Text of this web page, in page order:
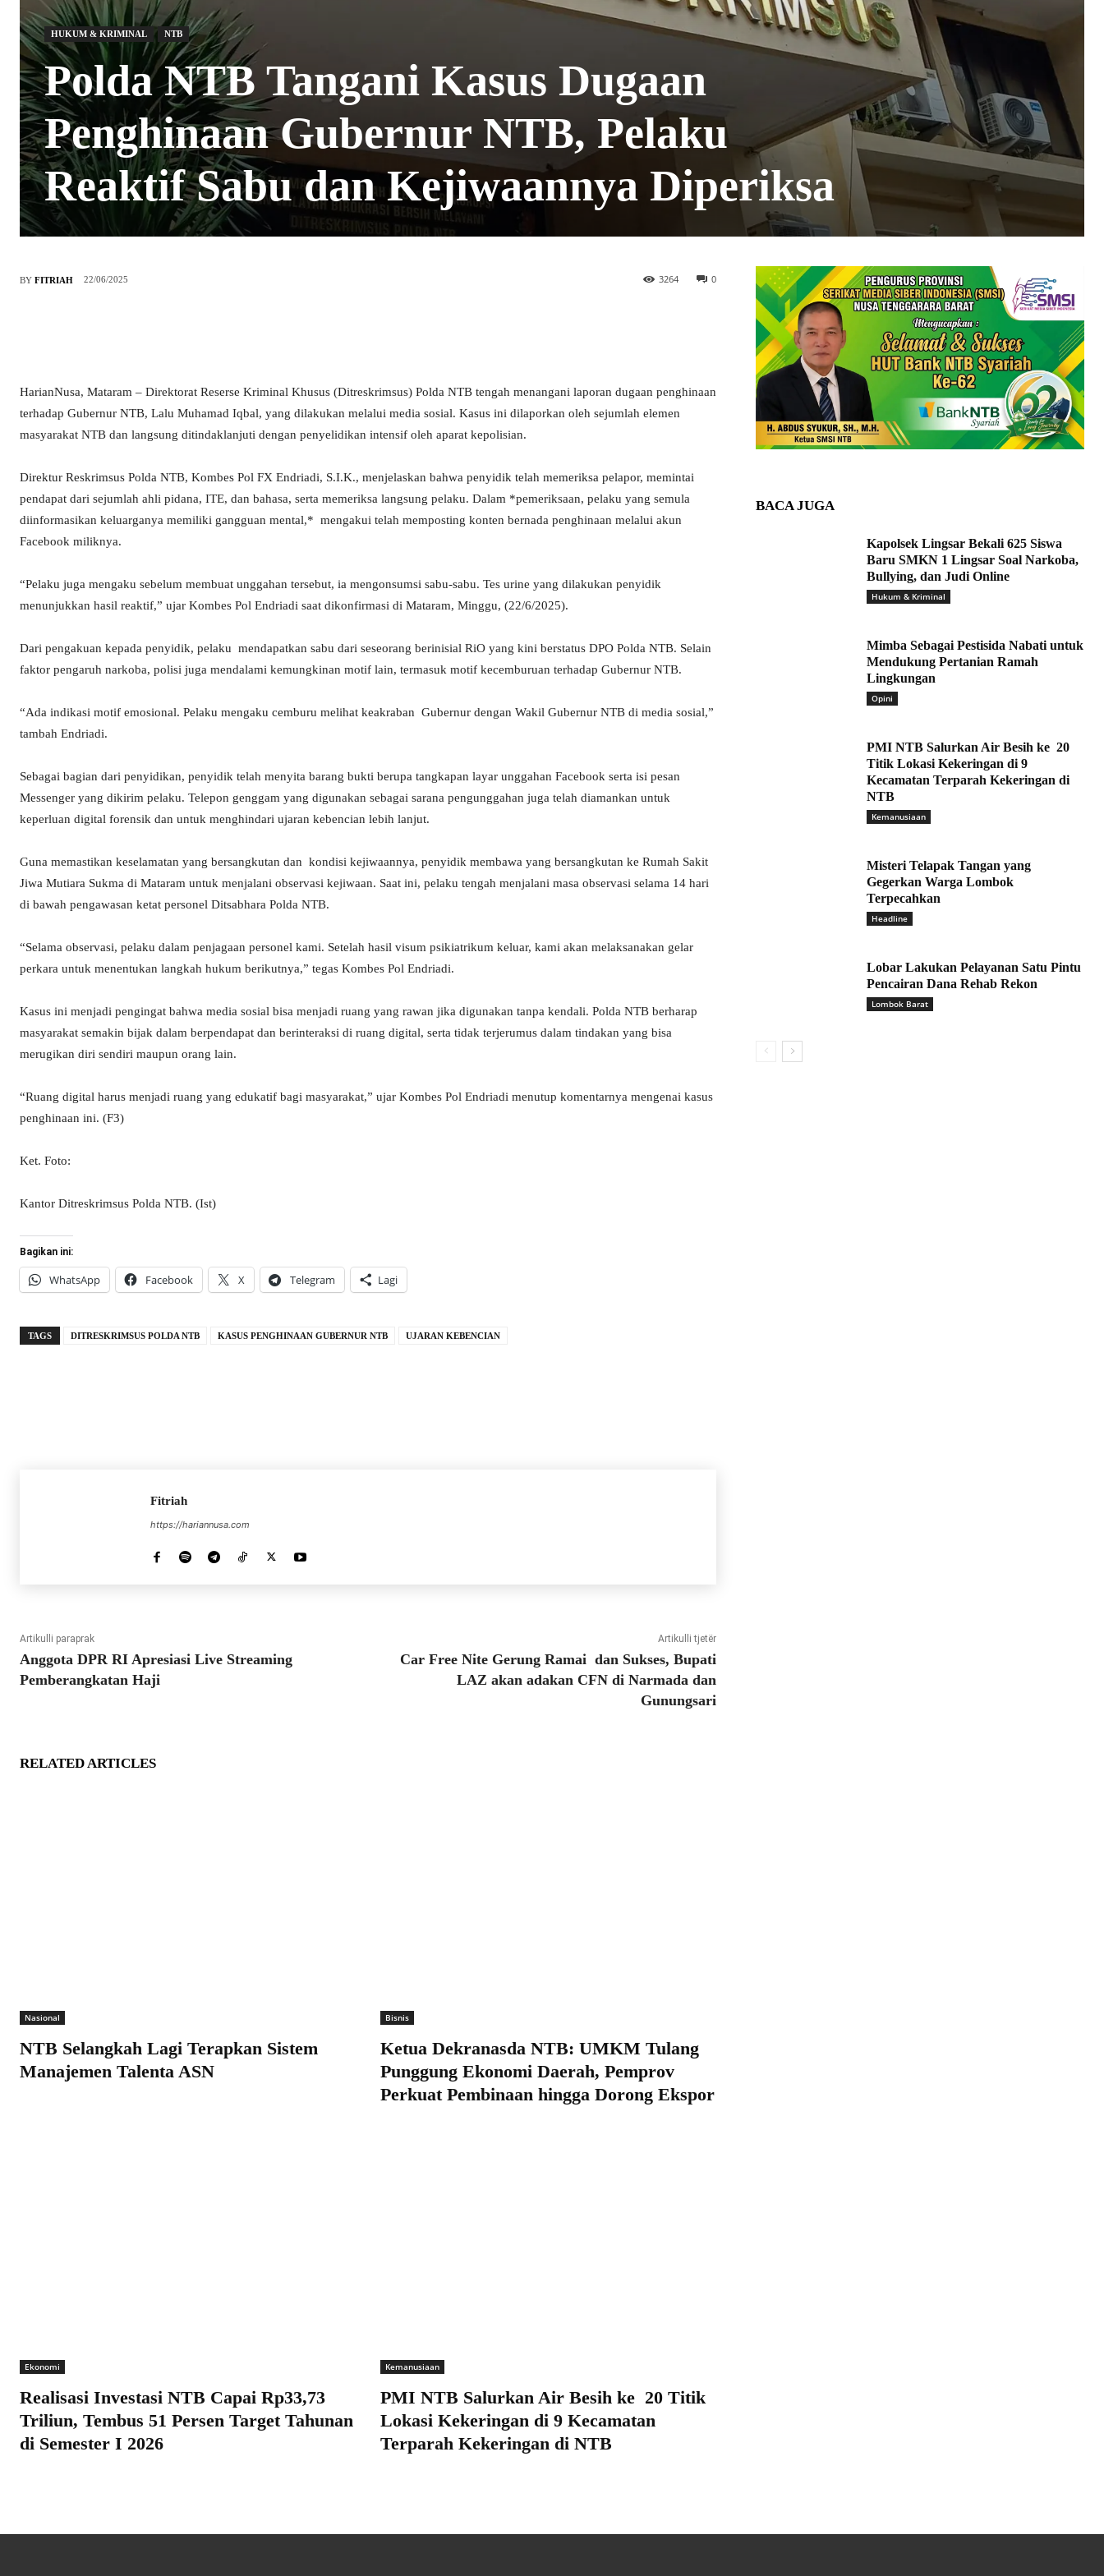
HUKUM & KRIMINAL NTB
Polda NTB Tangani Kasus Dugaan
Penghinaan Gubernur NTB, Pelaku
Reaktif Sabu dan Kejiwaannya Diperiksa
BY FITRIAH 22/06/2025 0
3264
HarianNusa, Mataram – Direktorat Reserse Kriminal Khusus (Ditreskrimsus) Polda NTB tengah menangani laporan dugaan penghinaan
terhadap Gubernur NTB, Lalu Muhamad Iqbal, yang dilakukan melalui media sosial. Kasus ini dilaporkan oleh sejumlah elemen
masyarakat NTB dan langsung ditindaklanjuti dengan penyelidikan intensif oleh aparat kepolisian.
Direktur Reskrimsus Polda NTB, Kombes Pol FX Endriadi, S.I.K., menjelaskan bahwa penyidik telah memeriksa pelapor, memintai
pendapat dari sejumlah ahli pidana, ITE, dan bahasa, serta memeriksa langsung pelaku. Dalam *pemeriksaan, pelaku yang semula
diinformasikan keluarganya memiliki gangguan mental,* mengakui telah memposting konten bernada penghinaan melalui akun
Facebook miliknya.
“Pelaku juga mengaku sebelum membuat unggahan tersebut, ia mengonsumsi sabu-sabu. Tes urine yang dilakukan penyidik
menunjukkan hasil reaktif,” ujar Kombes Pol Endriadi saat dikonfirmasi di Mataram, Minggu, (22/6/2025).
Dari pengakuan kepada penyidik, pelaku mendapatkan sabu dari seseorang berinisial RiO yang kini berstatus DPO Polda NTB. Selain
faktor pengaruh narkoba, polisi juga mendalami kemungkinan motif lain, termasuk motif kecemburuan terhadap Gubernur NTB.
“Ada indikasi motif emosional. Pelaku mengaku cemburu melihat keakraban Gubernur dengan Wakil Gubernur NTB di media sosial,”
tambah Endriadi.
Sebagai bagian dari penyidikan, penyidik telah menyita barang bukti berupa tangkapan layar unggahan Facebook serta isi pesan
Messenger yang dikirim pelaku. Telepon genggam yang digunakan sebagai sarana pengunggahan juga telah diamankan untuk
keperluan digital forensik dan untuk menghindari ujaran kebencian lebih lanjut.
Guna memastikan keselamatan yang bersangkutan dan kondisi kejiwaannya, penyidik membawa yang bersangkutan ke Rumah Sakit
Jiwa Mutiara Sukma di Mataram untuk menjalani observasi kejiwaan. Saat ini, pelaku tengah menjalani masa observasi selama 14 hari
di bawah pengawasan ketat personel Ditsabhara Polda NTB.
“Selama observasi, pelaku dalam penjagaan personel kami. Setelah hasil visum psikiatrikum keluar, kami akan melaksanakan gelar
perkara untuk menentukan langkah hukum berikutnya,” tegas Kombes Pol Endriadi.
Kasus ini menjadi pengingat bahwa media sosial bisa menjadi ruang yang rawan jika digunakan tanpa kendali. Polda NTB berharap
masyarakat semakin bijak dalam berpendapat dan berinteraksi di ruang digital, serta tidak terjerumus dalam tindakan yang bisa
merugikan diri sendiri maupun orang lain.
“Ruang digital harus menjadi ruang yang edukatif bagi masyarakat,” ujar Kombes Pol Endriadi menutup komentarnya mengenai kasus
penghinaan ini. (F3)
Ket. Foto:
Kantor Ditreskrimsus Polda NTB. (Ist)
Bagikan ini:
WhatsApp Facebook X Telegram Lagi
TAGS DITRESKRIMSUS POLDA NTB KASUS PENGHINAAN GUBERNUR NTB UJARAN KEBENCIAN
Fitriah
https://hariannusa.com
Artikulli paraprak
Anggota DPR RI Apresiasi Live Streaming
Pemberangkatan Haji
Artikulli tjetër
Car Free Nite Gerung Ramai dan Sukses, Bupati
LAZ akan adakan CFN di Narmada dan
Gunungsari
RELATED ARTICLES
Nasional
NTB Selangkah Lagi Terapkan Sistem
Manajemen Talenta ASN
Bisnis
Ketua Dekranasda NTB: UMKM Tulang
Punggung Ekonomi Daerah, Pemprov
Perkuat Pembinaan hingga Dorong Ekspor
Ekonomi
Realisasi Investasi NTB Capai Rp33,73
Triliun, Tembus 51 Persen Target Tahunan
di Semester I 2026
Kemanusiaan
PMI NTB Salurkan Air Besih ke 20 Titik
Lokasi Kekeringan di 9 Kecamatan
Terparah Kekeringan di NTB
BACA JUGA
Kapolsek Lingsar Bekali 625 Siswa
Baru SMKN 1 Lingsar Soal Narkoba,
Bullying, dan Judi Online
Hukum & Kriminal
Mimba Sebagai Pestisida Nabati untuk
Mendukung Pertanian Ramah
Lingkungan
Opini
PMI NTB Salurkan Air Besih ke 20
Titik Lokasi Kekeringan di 9
Kecamatan Terparah Kekeringan di
NTB
Kemanusiaan
Misteri Telapak Tangan yang
Gegerkan Warga Lombok
Terpecahkan
Headline
Lobar Lakukan Pelayanan Satu Pintu
Pencairan Dana Rehab Rekon
Lombok Barat